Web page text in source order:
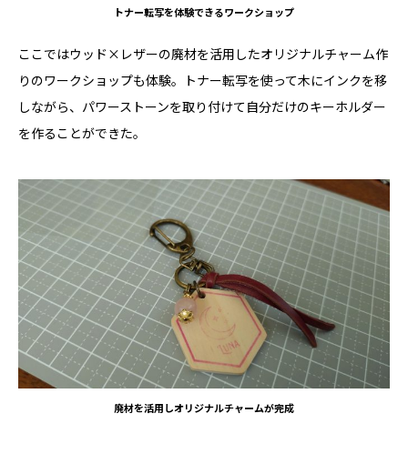
トナー転写を体験できるワークショップ
ここではウッド×レザーの廃材を活用したオリジナルチャーム作
りのワークショップも体験。トナー転写を使って木にインクを移
しながら、パワーストーンを取り付けて自分だけのキーホルダー
を作ることができた。
廃材を活用しオリジナルチャームが完成